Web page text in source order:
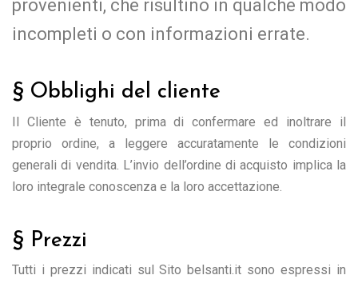
provenienti, che risultino in qualche modo
incompleti o con informazioni errate.
§ Obblighi del cliente
Il Cliente è tenuto, prima di confermare ed inoltrare il
proprio ordine, a leggere accuratamente le condizioni
generali di vendita. L’invio dell’ordine di acquisto implica la
loro integrale conoscenza e la loro accettazione.
§ Prezzi
Tutti i prezzi indicati sul Sito belsanti.it sono espressi in